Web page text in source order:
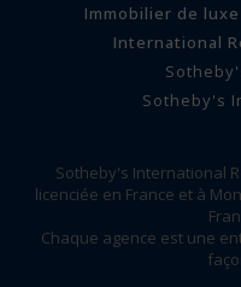
Immobilier de
International
Sotheby's
Sotheby's International
licenciée en France et à
Chaque agence est une